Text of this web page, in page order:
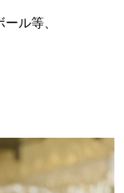
ル等、